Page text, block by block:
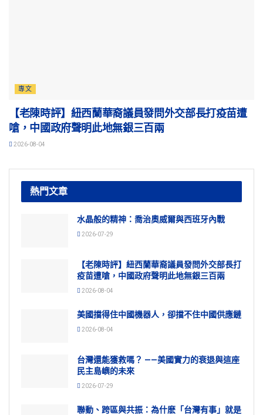
專文
【老陳時評】紐西蘭華裔議員發問外交部長打疫苗遭
嗆，中國政府聲明此地無銀三百兩
2026-08-04
熱門文章
水晶般的精神：喬治奧威爾與西班牙內戰
2026-07-29
【老陳時評】紐西蘭華裔議員發問外交部長打
疫苗遭嗆，中國政府聲明此地無銀三百兩
2026-08-04
美國擋得住中國機器人，卻擋不住中國供應鏈
2026-08-04
台灣還能獲救嗎？ ——美國實力的衰退與這座
民主島嶼的未來
2026-07-29
聯動、跨區與共振：為什麽「台灣有事」就是